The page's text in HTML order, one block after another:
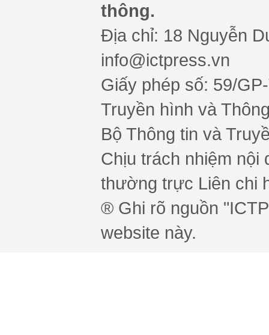
thông.
Địa chỉ: 18 Nguyễn
info@ictpress.vn
Giấy phép số: 59/
Truyền hình và
Bộ Thông tin và
Chịu trách nhiệm nội
thường trực Liên chi
® Ghi rõ nguồn
website này.